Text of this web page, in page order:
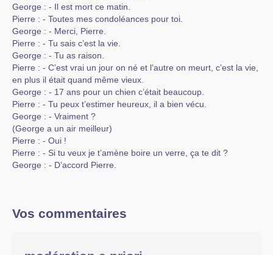
George : - Il est mort ce matin.
Pierre : - Toutes mes condoléances pour toi.
George : - Merci, Pierre.
Pierre : - Tu sais c’est la vie.
George : - Tu as raison.
Pierre : - C’est vrai un jour on né et l’autre on meurt, c’est la vie,
en plus il était quand même vieux.
George : - 17 ans pour un chien c’était beaucoup.
Pierre : - Tu peux t’estimer heureux, il a bien vécu.
George : - Vraiment ?
(George a un air meilleur)
Pierre : - Oui !
Pierre : - Si tu veux je t’amène boire un verre, ça te dit ?
George : - D’accord Pierre.
Vos commentaires